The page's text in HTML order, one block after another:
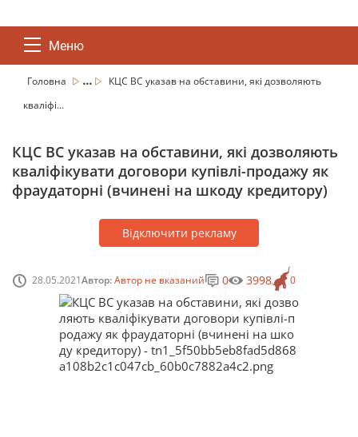
Меню
Головна ...
КЦС ВС указав на обставини, які дозволяють
кваліфі...
КЦС ВС указав на обставини, які дозволяють
кваліфікувати договори купівлі-продажу як
фраудаторні (вчинені на шкоду кредитору)
Відключити рекламу
28.05.2021Автор:Автор не вказаний 0
0 3998